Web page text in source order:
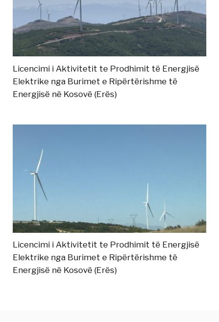
Licencimi i Aktivitetit te Prodhimit të Energjisë
Elektrike nga Burimet e Ripërtërishme të
Energjisë në Kosovë (Erës)
Licencimi i Aktivitetit te Prodhimit të Energjisë
Elektrike nga Burimet e Ripërtërishme të
Energjisë në Kosovë (Erës)